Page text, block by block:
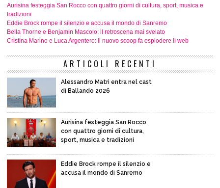
Aurisina festeggia San Rocco con quattro giorni di cultura, sport, musica e
tradizioni
Eddie Brock rompe il silenzio e accusa il mondo di Sanremo
Bella Thorne e Benjamin Mascolo: il retroscena mai svelato
Cristina Marino e Luca Argentero: il nuovo scoop fa esplodere il web
ARTICOLI RECENTI
Alessandro Matri entra nel cast
di Ballando 2026
Aurisina festeggia San Rocco
con quattro giorni di cultura,
sport, musica e tradizioni
Eddie Brock rompe il silenzio e
accusa il mondo di Sanremo